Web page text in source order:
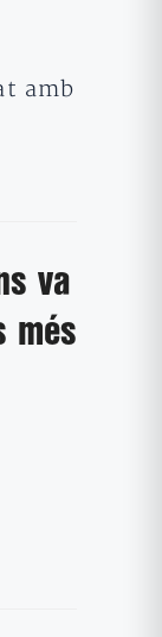
amb
va
més